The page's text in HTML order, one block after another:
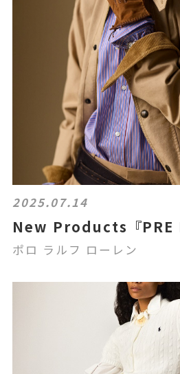
2025.07.14
New Products『PRE
ポロ ラルフ ローレン